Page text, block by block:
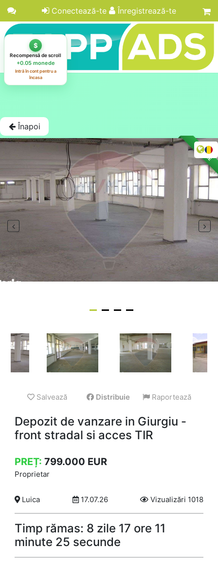
Conectează-te Înregistrează-te
Înapoi
LICITAȚIE
Salvează Distribuie Raportează
Depozit de vanzare in Giurgiu -
front stradal si acces TIR
PREȚ: 799.000 EUR
Proprietar
Luica 17.07.26 Vizualizări 1018
Timp rămas: 8 zile 17 ore 11
minute 24 secunde